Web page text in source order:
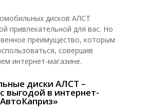
дисков АЛСТ
привлекательной для вас. Но
преимущество, которым
совершив
интернет-магазине.
диски АЛСТ –
выгодой в интернет-